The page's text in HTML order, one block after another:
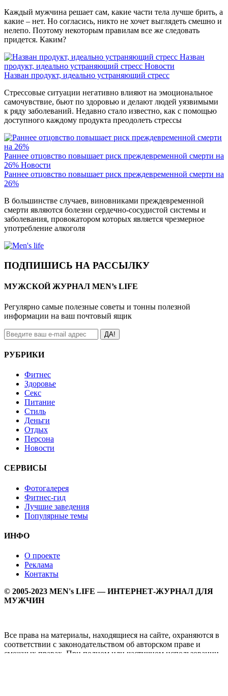
Каждый мужчина решает сам, какие части тела лучше брить, а
какие – нет. Но согласись, никто не хочет выглядеть смешно и
нелепо. Поэтому некоторым правилам все же следовать
придется. Каким?
Назван
продукт, идеально устраняющий стресс Новости
Назван продукт, идеально устраняющий стресс
Стрессовые ситуации негативно влияют на эмоциональное
самочувствие, бьют по здоровью и делают людей уязвимыми
к ряду заболеваний. Недавно стало известно, как с помощью
доступного каждому продукта преодолеть стрессы
Раннее отцовство повышает риск преждевременной смерти на
26% Новости
Раннее отцовство повышает риск преждевременной смерти на
26%
В большинстве случаев, виновниками преждевременной
смерти являются болезни сердечно-сосудистой системы и
заболевания, провокатором которых является чрезмерное
употребление алкоголя
ПОДПИШИСЬ НА РАССЫЛКУ
МУЖСКОЙ ЖУРНАЛ MEN’s LIFE
Регулярно самые полезные советы и тонны полезной
информации на ваш почтовый ящик
ДА!
РУБРИКИ
Фитнес
Здоровье
Секс
Питание
Стиль
Деньги
Отдых
Персона
Новости
СЕРВИСЫ
Фотогалерея
Фитнес-гид
Лучшие заведения
Популярные темы
ИНФО
О проекте
Реклама
Контакты
© 2005-2023 MEN's LIFE — ИНТЕРНЕТ-ЖУРНАЛ ДЛЯ
МУЖЧИН
Все права на материалы, находящиеся на сайте, охраняются в
соответствии с законодательством об авторском праве и
смежных правах. При полном или частичном использовании